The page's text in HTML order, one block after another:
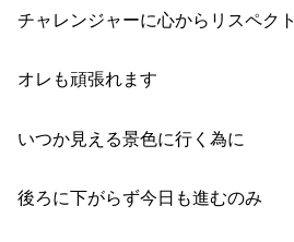
チャレンジャーに心からリスペクト
オレも頑張れます
いつか見える景色に行く為に
後ろに下がらず今日も進むのみ